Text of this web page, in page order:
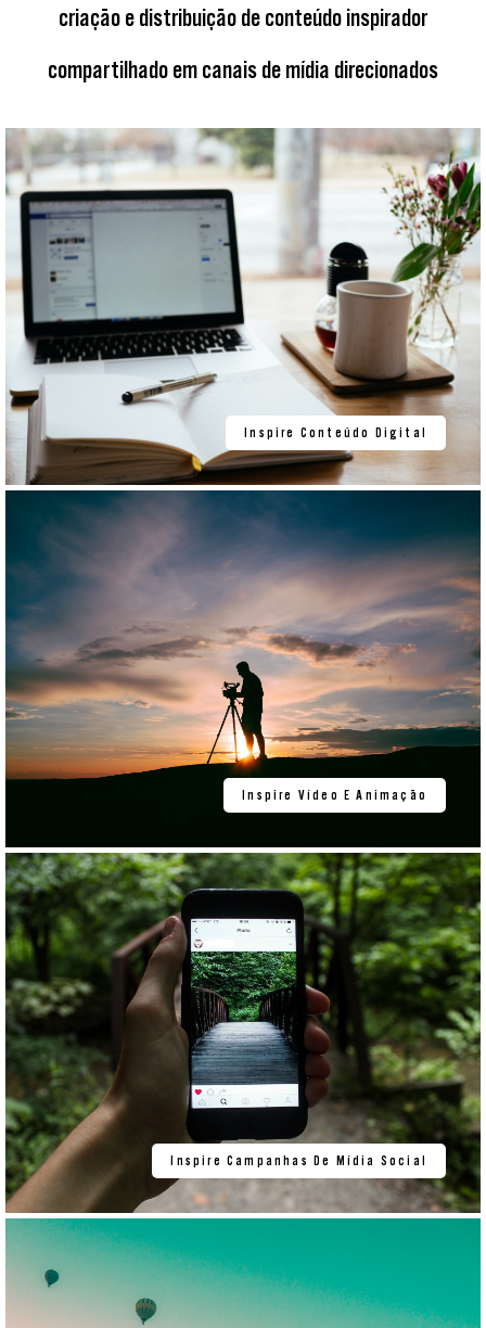
criação e distribuição de conteúdo inspirador
compartilhado em canais de mídia direcionados
Inspire Conteúdo Digital
Inspire Vídeo E Animação
Inspire Campanhas De Mídia Social